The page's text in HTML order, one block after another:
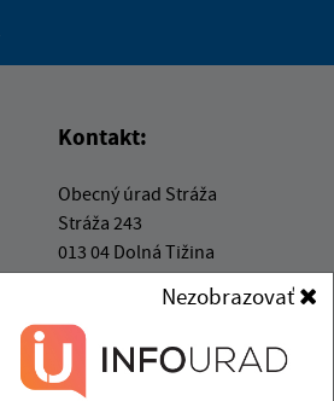
Nezobrazovať
Kontakt:
Obecný úrad Stráža
Stráža 243
013 04 Dolná Tižina
info@obecstraza.sk
+421 415 694 001
IČO: 00321630